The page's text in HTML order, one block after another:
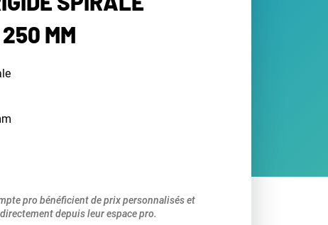
MM
pro bénéficient de prix personnalisés et
depuis leur espace pro.